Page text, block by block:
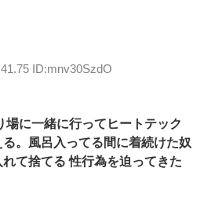
ID:mnv30SzdO
場に一緒に行ってヒートテック
。風呂入ってる間に着続けた奴
て捨てる 性行為を迫ってきた